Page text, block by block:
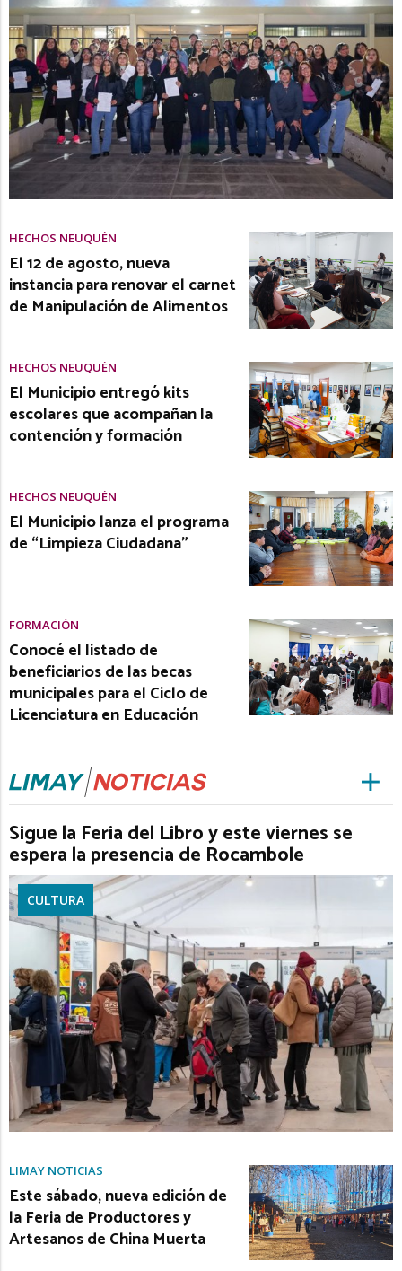
HECHOS NEUQUÉN
El 12 de agosto, nueva
instancia para renovar el carnet
de Manipulación de Alimentos
HECHOS NEUQUÉN
El Municipio entregó kits
escolares que acompañan la
contención y formación
HECHOS NEUQUÉN
El Municipio lanza el programa
de “Limpieza Ciudadana”
FORMACIÓN
Conocé el listado de
beneficiarios de las becas
municipales para el Ciclo de
Licenciatura en Educación
Sigue la Feria del Libro y este viernes se
espera la presencia de Rocambole
CULTURA
LIMAY NOTICIAS
Este sábado, nueva edición de
la Feria de Productores y
Artesanos de China Muerta